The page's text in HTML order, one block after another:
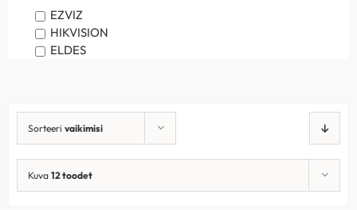
Sorteeri vaikimisi
Kuva 12 toodet
EZVIZ
HIKVISION
ELDES